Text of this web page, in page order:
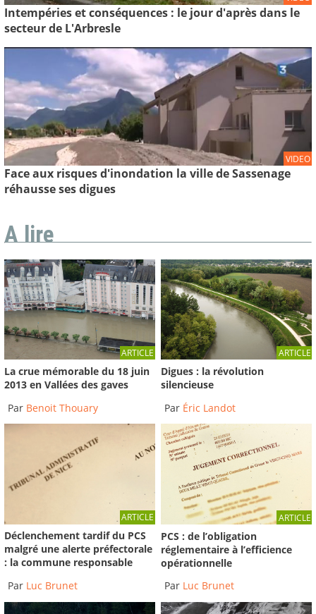
Intempéries et conséquences : le jour d'après dans le
secteur de L'Arbresle
VIDEO
Face aux risques d'inondation la ville de Sassenage
réhausse ses digues
A lire
ARTICLE
La crue mémorable du 18 juin
2013 en Vallées des gaves
Par Benoit Thouary
ARTICLE
Digues : la révolution
silencieuse
Par Éric Landot
ARTICLE
Déclenchement tardif du PCS
malgré une alerte préfectorale
: la commune responsable
Par Luc Brunet
ARTICLE
PCS : de l’obligation
réglementaire à l’efficience
opérationnelle
Par Luc Brunet